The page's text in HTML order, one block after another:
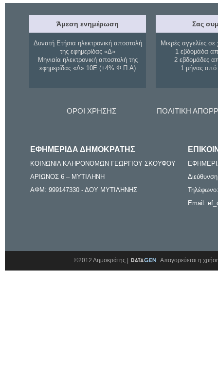
Άμεση ενημέρωση
Δυνατή Ετήσια ηλεκτρονική αποστολή
της εφημερίδας «Δ»
Μηνιαία ηλεκτρονική αποστολή της
εφημερίδας «Δ» 10Ε (+4% Φ.Π.Α)
Σας
Μικρές αγγελίες σε
1 εβδομάδα
2 εβδομάδες
1 μήνας
ΟΡΟΙ ΧΡΗΣΗΣ ΠΟΛΙΤΙΚΗ
ΕΦΗΜΕΡΙΔΑ ΔΗΜΟΚΡΑΤΗΣ
ΚΟΙΝΩΝΙΑ ΚΛΗΡΟΝΟΜΩΝ ΓΕΩΡΓΙΟΥ ΣΚΟΥΦΟΥ
ΑΡΙΩΝΟΣ 6 – ΜΥΤΙΛΗΝΗ
ΑΦΜ: 999147330 - ΔΟΥ ΜΥΤΙΛΗΝΗΣ
Email:
©2012 Δημοκράτης | Απαγορεύεται η